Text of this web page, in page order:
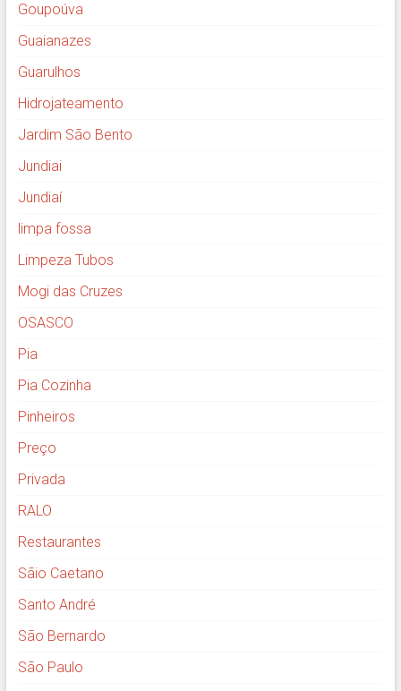
Goupoúva
Guaianazes
Guarulhos
Hidrojateamento
Jardim São Bento
Jundiai
Jundiaí
limpa fossa
Limpeza Tubos
Mogi das Cruzes
OSASCO
Pia
Pia Cozinha
Pinheiros
Preço
Privada
RALO
Restaurantes
Sãio Caetano
Santo André
São Bernardo
São Paulo